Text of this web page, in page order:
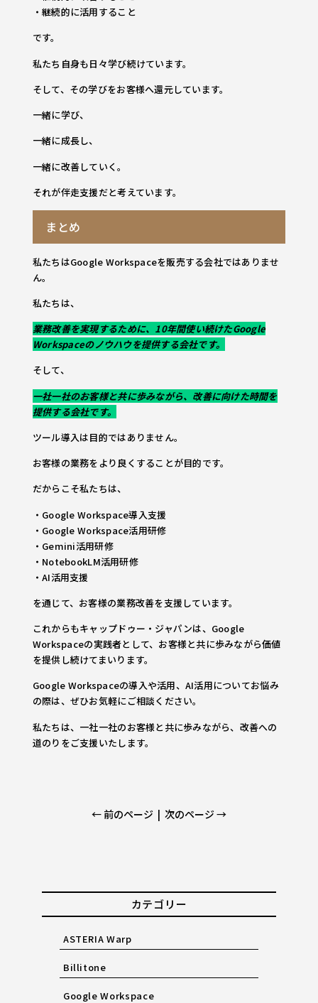
・継続的に活用すること
です。
私たち自身も日々学び続けています。
そして、その学びをお客様へ還元しています。
一緒に学び、
一緒に成長し、
一緒に改善していく。
それが伴走支援だと考えています。
まとめ
私たちはGoogle Workspaceを販売する会社ではありませ
ん。
私たちは、
業務改善を実現するために、10年間使い続けたGoogle
Workspaceのノウハウを提供する会社です。
そして、
一社一社のお客様と共に歩みながら、改善に向けた時間を
提供する会社です。
ツール導入は目的ではありません。
お客様の業務をより良くすることが目的です。
だからこそ私たちは、
・Google Workspace導入支援
・Google Workspace活用研修
・Gemini活用研修
・NotebookLM活用研修
・AI活用支援
を通じて、お客様の業務改善を支援しています。
これからもキャップドゥー・ジャパンは、Google
Workspaceの実践者として、お客様と共に歩みながら価値
を提供し続けてまいります。
Google Workspaceの導入や活用、AI活用についてお悩み
の際は、ぜひお気軽にご相談ください。
私たちは、一社一社のお客様と共に歩みながら、改善への
道のりをご支援いたします。
← 前のページ | 次のページ →
カテゴリー
ASTERIA Warp
Billitone
Google Workspace